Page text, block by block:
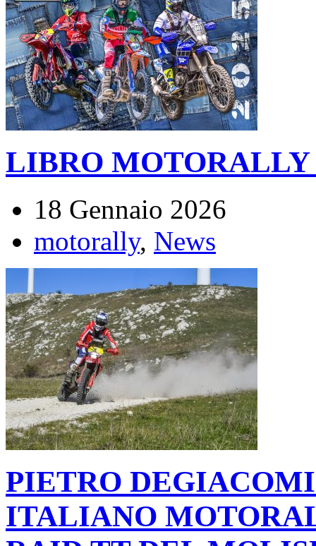
LIBRO MOTORALLY
18 Gennaio 2026
motorally, News
PIETRO
ITALIANO